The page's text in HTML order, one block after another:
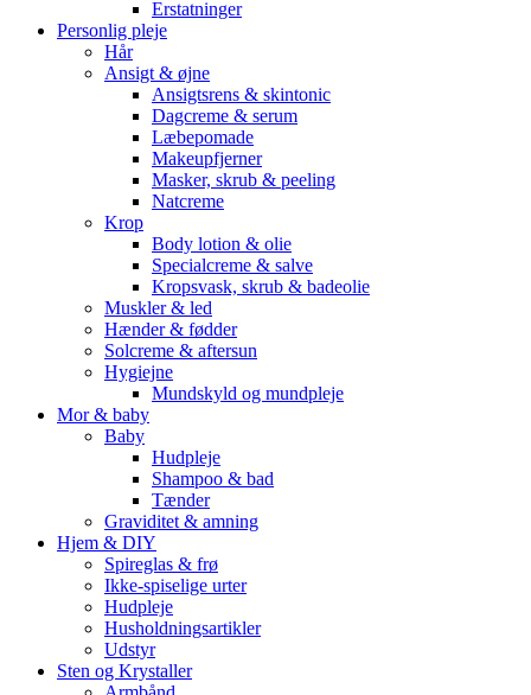
Erstatninger
Personlig pleje
Hår
Ansigt & øjne
Ansigtsrens & skintonic
Dagcreme & serum
Læbepomade
Makeupfjerner
Masker, skrub & peeling
Natcreme
Krop
Body lotion & olie
Specialcreme & salve
Kropsvask, skrub & badeolie
Muskler & led
Hænder & fødder
Solcreme & aftersun
Hygiejne
Mundskyld og mundpleje
Mor & baby
Baby
Hudpleje
Shampoo & bad
Tænder
Graviditet & amning
Hjem & DIY
Spireglas & frø
Ikke-spiselige urter
Hudpleje
Husholdningsartikler
Udstyr
Sten og Krystaller